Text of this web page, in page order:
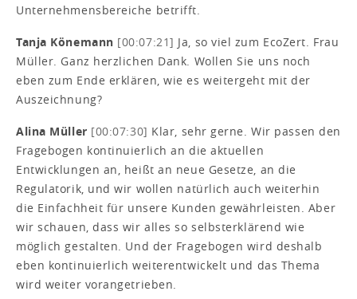
Unternehmensbereiche betrifft.
Tanja Könemann [00:07:21] Ja, so viel zum EcoZert. Frau
Müller. Ganz herzlichen Dank. Wollen Sie uns noch
eben zum Ende erklären, wie es weitergeht mit der
Auszeichnung?
Alina Müller [00:07:30] Klar, sehr gerne. Wir passen den
Fragebogen kontinuierlich an die aktuellen
Entwicklungen an, heißt an neue Gesetze, an die
Regulatorik, und wir wollen natürlich auch weiterhin
die Einfachheit für unsere Kunden gewährleisten. Aber
wir schauen, dass wir alles so selbsterklärend wie
möglich gestalten. Und der Fragebogen wird deshalb
eben kontinuierlich weiterentwickelt und das Thema
wird weiter vorangetrieben.